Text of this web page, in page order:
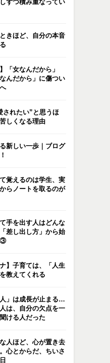
ずつ積み重なってい
きほど、自分の本音
「女なんだから」
んだから」に傷つい
されたい”と思うほ
しくなる理由
新しい一歩｜ブログ
覚えるのは学生、実
らノートを取るのが
手を出す人はどんな
差し出し方」から始
③
】子育ては、「人生
教えてくれる
人」は成長が止まる…
は、自分の欠点を一
ける人だった
人ほど、心が置き去
心とからだ、ちいさ